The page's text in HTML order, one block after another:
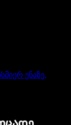
ენაზე,